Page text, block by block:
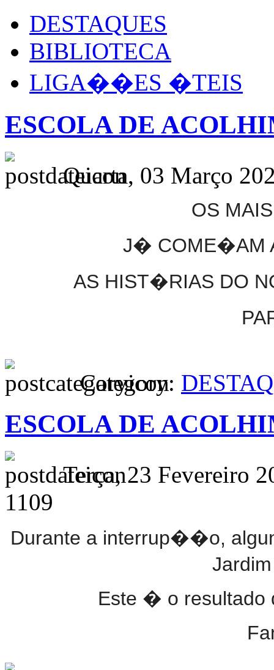
DESTAQUES
BIBLIOTECA
LIGA��ES �TEIS
ESCOLA DE
Quarta, 03 Março
OS
J� COME�AM
AS HIST�RIAS DO
Category:
ESCOLA DE
Terça, 23 Fevereiro
1109
Durante a interrup��o,
Este � o resultado